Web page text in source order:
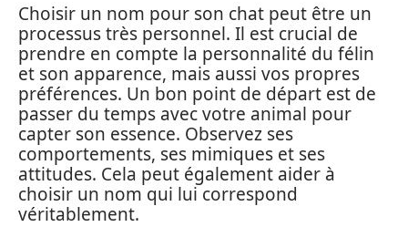
Choisir un nom pour son chat peut être un
processus très personnel. Il est crucial de
prendre en compte la personnalité du félin
et son apparence, mais aussi vos propres
préférences. Un bon point de départ est de
passer du temps avec votre animal pour
capter son essence. Observez ses
comportements, ses mimiques et ses
attitudes. Cela peut également aider à
choisir un nom qui lui correspond
véritablement.